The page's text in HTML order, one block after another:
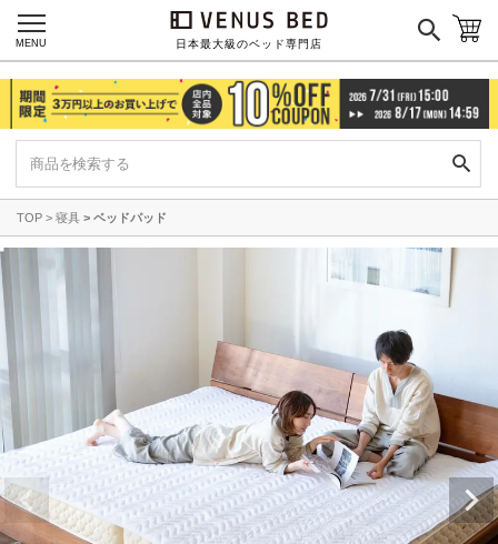
日本最大級のベッド専門店
MENU
TOP 寝具 ベッドパッド